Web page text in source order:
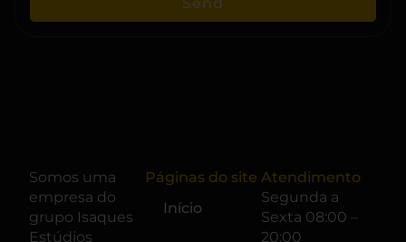
Somos uma
empresa do
grupo Isaques
Estúdios
Páginas do site
Início
Atendimento
Segunda a
Sexta 08:00 –
20:00